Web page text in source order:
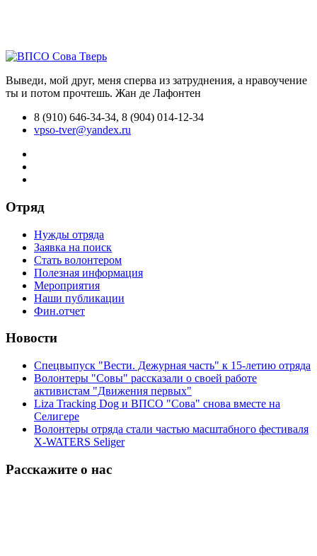
Выведи, мой друг, меня сперва из затруднения, а нравоучение
ты и потом прочтешь. Жан де Лафонтен
8 (910) 646-34-34, 8 (904) 014-12-34
vpso-tver@yandex.ru
Отряд
Нужды отряда
Заявка на поиск
Стать волонтером
Полезная информация
Мероприятия
Наши публикации
Фин.отчет
Новости
Спецвыпуск "Вести. Дежурная часть" к 15-летию отряда
Волонтеры "Совы" рассказали о своей работе
активистам "Движения первых"
Liza Tracking Dog и ВПСО "Сова" снова вместе на
Селигере
Волонтеры отряда стали частью масштабного фестиваля
X-WATERS Seliger
Расскажите о нас